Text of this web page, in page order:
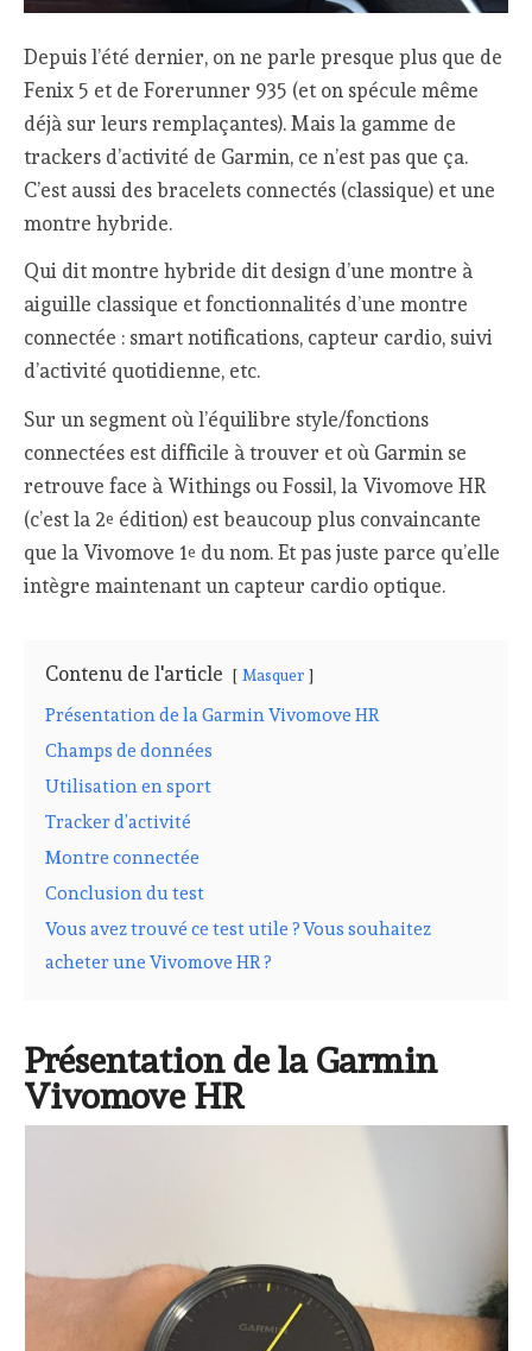
Depuis l’été dernier, on ne parle presque plus que de
Fenix 5 et de Forerunner 935 (et on spécule même
déjà sur leurs remplaçantes). Mais la gamme de
trackers d’activité de Garmin, ce n’est pas que ça.
C’est aussi des bracelets connectés (classique) et une
montre hybride.
Qui dit montre hybride dit design d’une montre à
aiguille classique et fonctionnalités d’une montre
connectée : smart notifications, capteur cardio, suivi
d’activité quotidienne, etc.
Sur un segment où l’équilibre style/fonctions
connectées est difficile à trouver et où Garmin se
retrouve face à Withings ou Fossil, la Vivomove HR
(c’est la 2e édition) est beaucoup plus convaincante
que la Vivomove 1e du nom. Et pas juste parce qu’elle
intègre maintenant un capteur cardio optique.
Contenu de l'article Masquer
Présentation de la Garmin Vivomove HR
Champs de données
Utilisation en sport
Tracker d’activité
Montre connectée
Conclusion du test
Vous avez trouvé ce test utile ? Vous souhaitez
acheter une Vivomove HR ?
Présentation de la Garmin
Vivomove HR